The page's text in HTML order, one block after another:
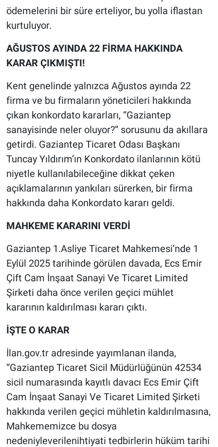
ödemelerini bir süre erteliyor, bu yolla iflastan
kurtuluyor.
AĞUSTOS AYINDA 22 FİRMA HAKKINDA
KARAR ÇIKMIŞTI!
Kent genelinde yalnızca Ağustos ayında 22
firma ve bu firmaların yöneticileri hakkında
çıkan konkordato kararları, “Gaziantep
sanayisinde neler oluyor?” sorusunu da akıllara
getirdi. Gaziantep Ticaret Odası Başkanı
Tuncay Yıldırım’ın Konkordato ilanlarının kötü
niyetle kullanılabileceğine dikkat çeken
açıklamalarının yankıları sürerken, bir firma
hakkında daha Konkordato kararı geldi.
MAHKEME KARARINI VERDİ
Gaziantep 1.Asliye Ticaret Mahkemesi’nde 1
Eylül 2025 tarihinde görülen davada, Ecs Emir
Çift Cam İnşaat Sanayi Ve Ticaret Limited
Şirketi daha önce verilen geçici mühlet
kararının kaldırılması kararı çıktı.
İŞTE O KARAR
İlan.gov.tr adresinde yayımlanan ilanda,
“Gaziantep Ticaret Sicil Müdürlüğünün 42534
sicil numarasında kayıtlı davacı Ecs Emir Çift
Cam İnşaat Sanayi Ve Ticaret Limited Şirketi
hakkında verilen geçici mühletin kaldırılmasına,
Mahkememizce bu dosya
nedeniyleverilenihtiyati tedbirlerin hüküm tarihi